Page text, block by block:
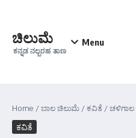
ಚಿಲುಮೆ
ಕನ್ನಡ ನಲ್ಬರಹ ತಾಣ
Menu
Home /ಬಾಲ ಚಿಲುಮೆ /ಕವಿತೆ /ಚಳಿಗಾಲ
ಕವಿತೆ